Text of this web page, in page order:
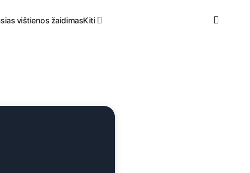
vištienos žaidimasKiti